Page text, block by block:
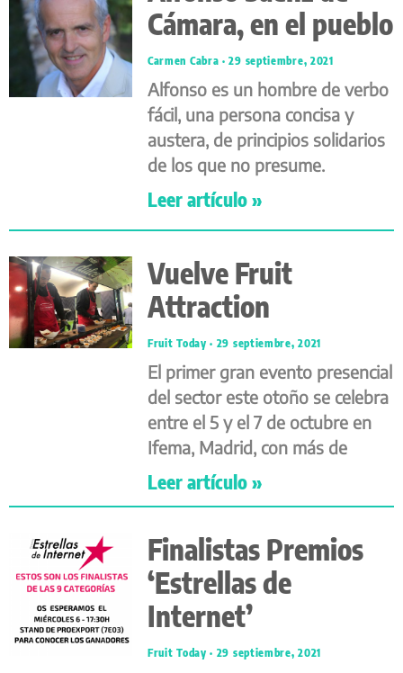
Cámara, en el pueblo
Carmen Cabra 29 septiembre, 2021
Alfonso es un hombre de verbo
fácil, una persona concisa y
austera, de principios solidarios
de los que no presume.
Leer artículo »
Vuelve Fruit
Attraction
Fruit Today 29 septiembre, 2021
El primer gran evento presencial
del sector este otoño se celebra
entre el 5 y el 7 de octubre en
Ifema, Madrid, con más de
Leer artículo »
Finalistas Premios
‘Estrellas de
Internet’
Fruit Today 29 septiembre, 2021